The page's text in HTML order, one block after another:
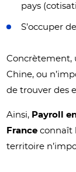
pays
S’occuper
Concrètement,
Chine, ou
de trouver des
Ainsi, Payroll
France connaît
territoire